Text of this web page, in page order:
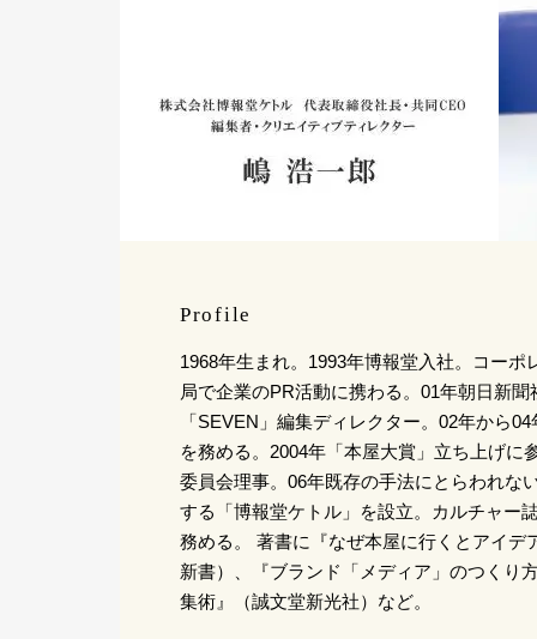
Profile
1968年生まれ。1993年博報堂入社。コーポ
局で企業のPR活動に携わる。01年朝日新
「SEVEN」編集ディレクター。02年から
を務める。2004年「本屋大賞」立ち上げに
委員会理事。06年既存の手法にとらわれな
する「博報堂ケトル」を設立。カルチャー
務める。 著書に『なぜ本屋に行くとアイデ
新書）、『ブランド「メディア」のつくり
集術』（誠文堂新光社）など。